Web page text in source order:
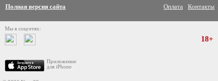
Полная версия сайта Оплата Контакты
Мы в соцсетях:
Приложение
для iPhone
18+